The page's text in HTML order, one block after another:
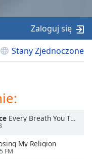
Stany Zjednoczone
Zaloguj się
Every Breath You Take
My Religion
FM